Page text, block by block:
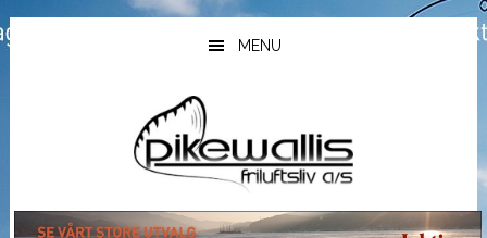
Hopp
til
Hopp
til
Hopp
til
MENU